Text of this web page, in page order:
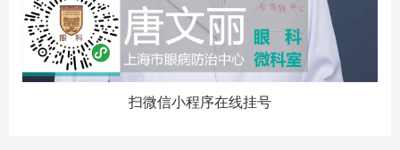
扫微信小程序在线挂号